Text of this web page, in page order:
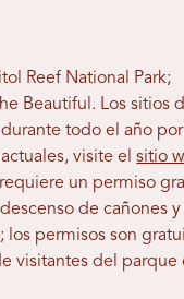
Reef National Park;
Beautiful. Los sitios
todo el año
actuales, visite elsitio
un permiso
de cañones y
permisos son
visitantes del